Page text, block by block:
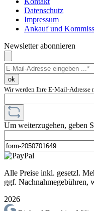
Datenschutz
Impressum
Ankauf und
Newsletter abonnieren
ok
Wir werden Ihre E-Mail-Adresse
Um weiterzugehen, geben
Alle Preise inkl. gesetzl.
ggf. Nachnahmegebühren,
2026